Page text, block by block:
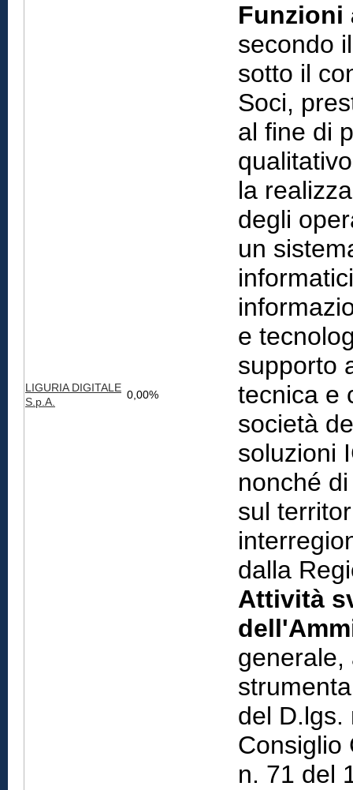
LIGURIA DIGITALE
S.p.A.
0,00%
secondo
sotto il
Soci,
al fine di
la
degli
un
e
supporto
tecnica e
società
soluzioni
nonché
sul
dalla
Attività
generale,
del D.lgs.
Consiglio
n. 71 del